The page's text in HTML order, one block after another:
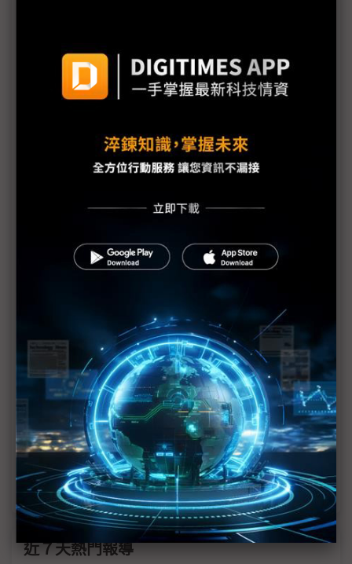
台機器人出口傳捷報 北美市場後勢看漲
中國機器人複製EV價格戰 台供應鏈備感壓力
際大廠產線驗證
國際創投來台 看好軟硬整合、機器人、AI agent
看好人形機器人商機 NVIDIA從哪幾處著手？
中國市場機器人訂單大增 發那科上修財測
人形機器人尚不如人？ 所羅門陳政隆：3~5年會大幅
NVIDIA投資Serve Robotics AI晶片搶攻機器人外送
商機
創泓打造AI生態系 看好無人載具資安需求
搶攻服務機器人市場 日系新創求利基
機器人市場春燕將至？安川訂單回升創單季紀錄
近７天熱門報導